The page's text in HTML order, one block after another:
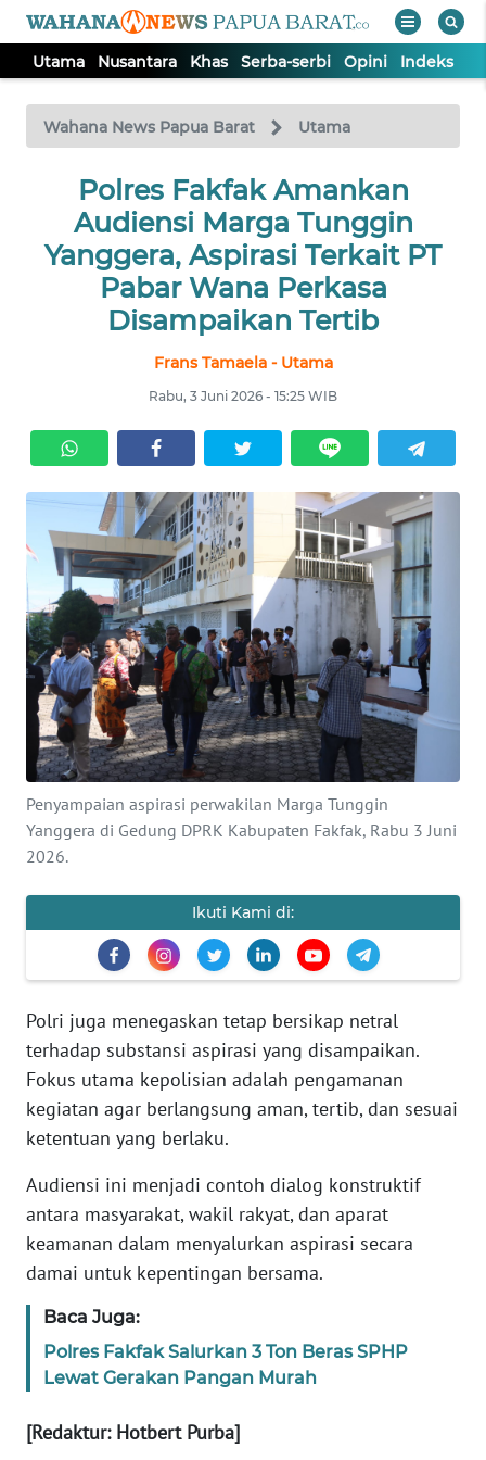
Utama Nusantara Khas Serba-serbi Opini Indeks
Wahana News Papua Barat Utama
Polres Fakfak Amankan
Audiensi Marga Tunggin
Yanggera, Aspirasi Terkait PT
Pabar Wana Perkasa
Disampaikan Tertib
Frans Tamaela - Utama
Rabu, 3 Juni 2026 - 15:25 WIB
Penyampaian aspirasi perwakilan Marga Tunggin
Yanggera di Gedung DPRK Kabupaten Fakfak, Rabu 3 Juni
2026.
Ikuti Kami di:
Polri juga menegaskan tetap bersikap netral
terhadap substansi aspirasi yang disampaikan.
Fokus utama kepolisian adalah pengamanan
kegiatan agar berlangsung aman, tertib, dan sesuai
ketentuan yang berlaku.
Audiensi ini menjadi contoh dialog konstruktif
antara masyarakat, wakil rakyat, dan aparat
keamanan dalam menyalurkan aspirasi secara
damai untuk kepentingan bersama.
Baca Juga:
Polres Fakfak Salurkan 3 Ton Beras SPHP
Lewat Gerakan Pangan Murah
[Redaktur: Hotbert Purba]
TV
Tutup
UTAMA
NUSANTARA
OPINI
INDEKS
BERITA
KONTAK
KAMI
INFO
IKLAN
TENTANG
KAMI
SIBER
REDAKSI
KARIR
DISCLAIMER
News
Regional
WN
SUMUT
JAKARTA
JABAR